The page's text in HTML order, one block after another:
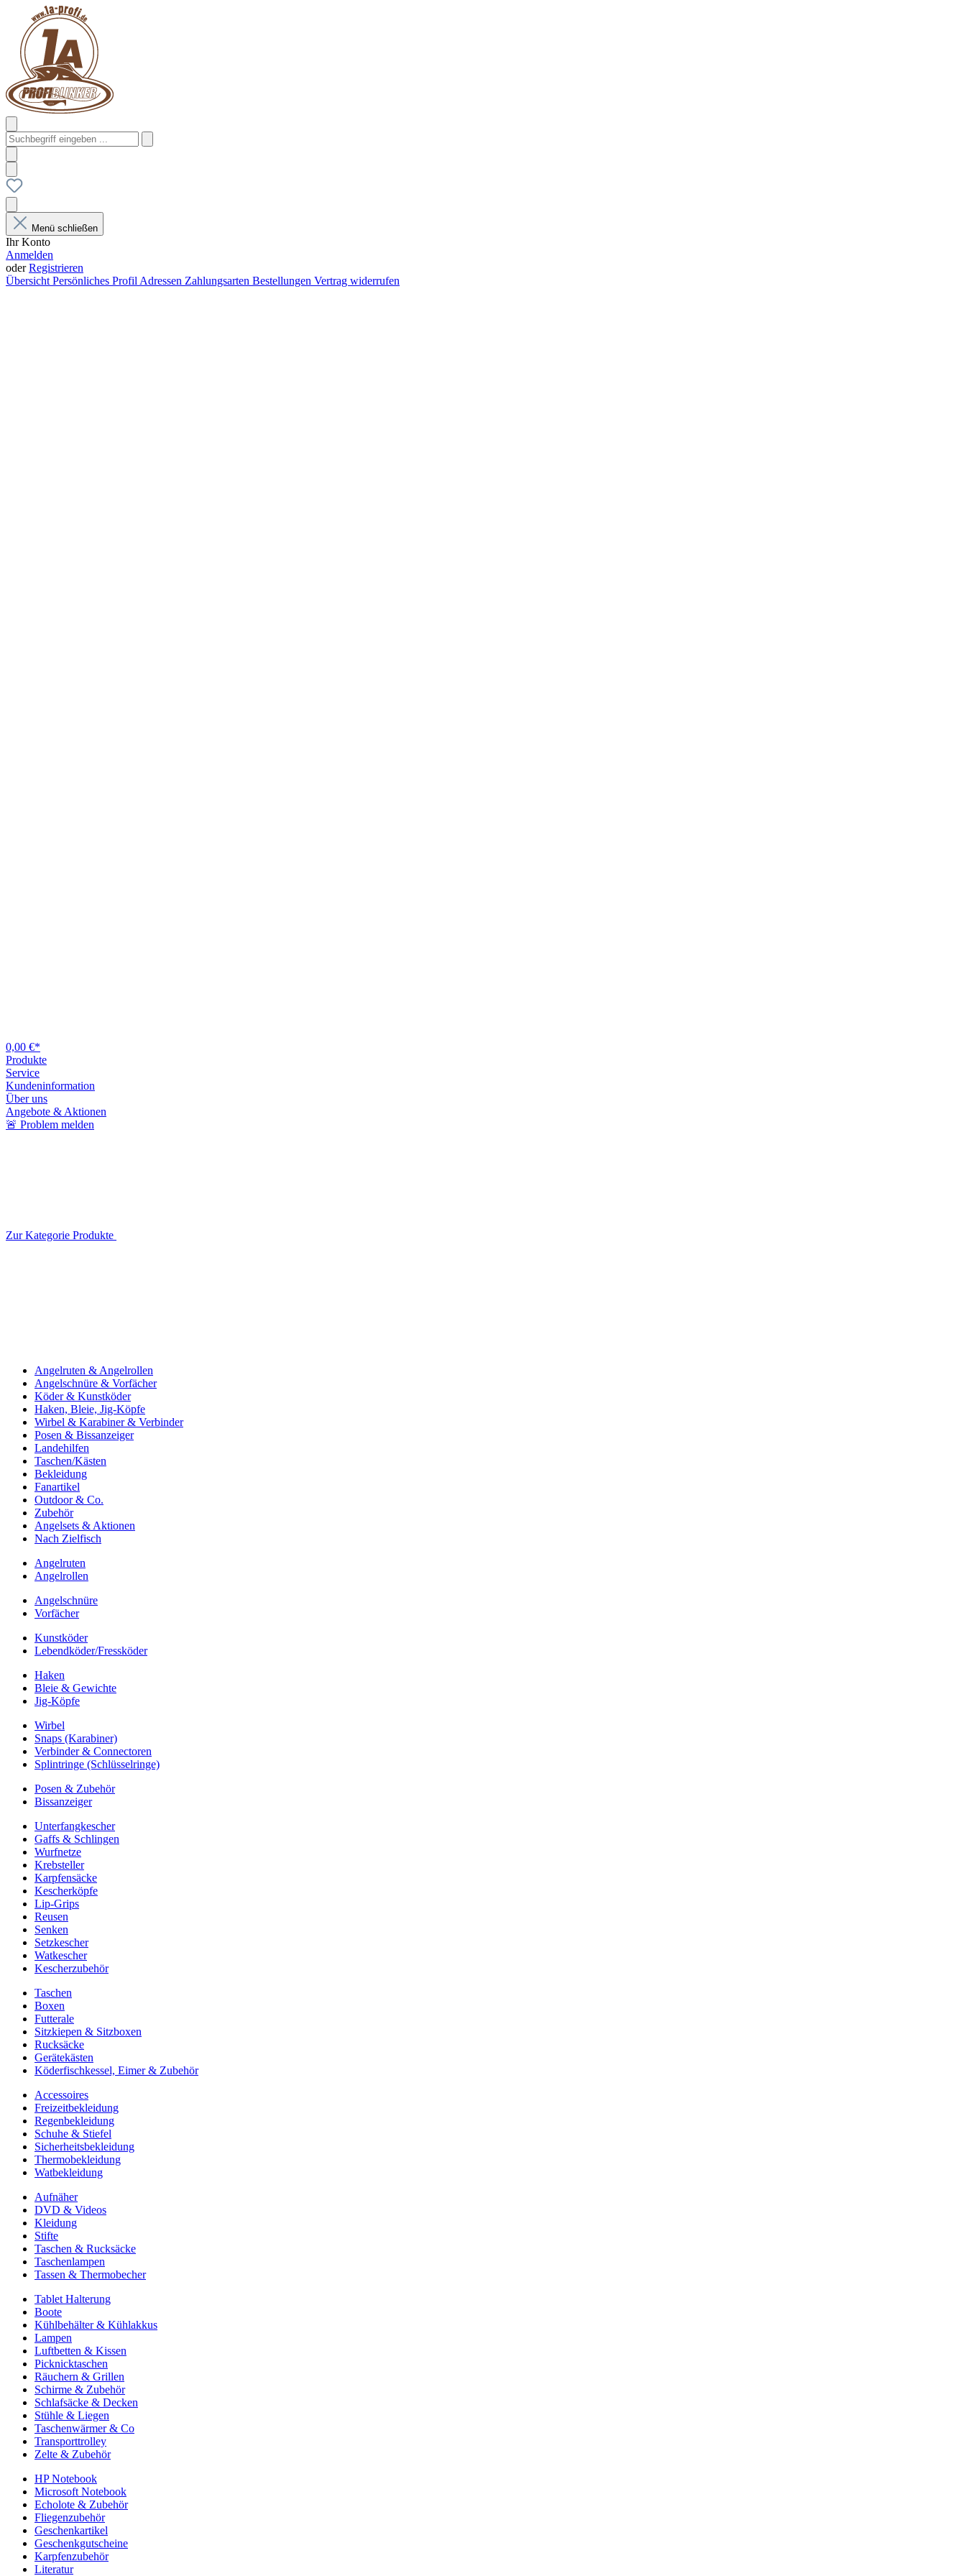
Menü schließen
Ihr Konto
Anmelden
oderRegistrieren
Übersicht Persönliches Profil Adressen Zahlungsarten Bestellungen Vertrag widerrufen
0,00 €*
Produkte
Service
Kundeninformation
Über uns
Angebote & Aktionen
🚨 Problem melden
Zur Kategorie Produkte
Angelruten & Angelrollen
Angelschnüre & Vorfächer
Köder & Kunstköder
Haken, Bleie, Jig-Köpfe
Wirbel & Karabiner & Verbinder
Posen & Bissanzeiger
Landehilfen
Taschen/Kästen
Bekleidung
Fanartikel
Outdoor & Co.
Zubehör
Angelsets & Aktionen
Nach Zielfisch
Angelruten
Angelrollen
Angelschnüre
Vorfächer
Kunstköder
Lebendköder/Fressköder
Haken
Bleie & Gewichte
Jig-Köpfe
Wirbel
Snaps (Karabiner)
Verbinder & Connectoren
Splintringe (Schlüsselringe)
Posen & Zubehör
Bissanzeiger
Unterfangkescher
Gaffs & Schlingen
Wurfnetze
Krebsteller
Karpfensäcke
Kescherköpfe
Lip-Grips
Reusen
Senken
Setzkescher
Watkescher
Kescherzubehör
Taschen
Boxen
Futterale
Sitzkiepen & Sitzboxen
Rucksäcke
Gerätekästen
Köderfischkessel, Eimer & Zubehör
Accessoires
Freizeitbekleidung
Regenbekleidung
Schuhe & Stiefel
Sicherheitsbekleidung
Thermobekleidung
Watbekleidung
Aufnäher
DVD & Videos
Kleidung
Stifte
Taschen & Rucksäcke
Taschenlampen
Tassen & Thermobecher
Tablet Halterung
Boote
Kühlbehälter & Kühlakkus
Lampen
Luftbetten & Kissen
Picknicktaschen
Räuchern & Grillen
Schirme & Zubehör
Schlafsäcke & Decken
Stühle & Liegen
Taschenwärmer & Co
Transporttrolley
Zelte & Zubehör
HP Notebook
Microsoft Notebook
Echolote & Zubehör
Fliegenzubehör
Geschenkartikel
Geschenkgutscheine
Karpfenzubehör
Literatur